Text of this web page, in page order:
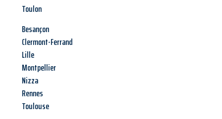
Toulon
Besançon
Clermont-Ferrand
Lille
Montpellier
Nizza
Rennes
Toulouse